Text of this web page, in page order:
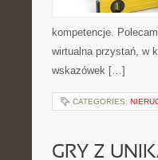
kompetencje.
wirtualna przystań, w
wskazówek […]
CATEGORIES:
GRY Z